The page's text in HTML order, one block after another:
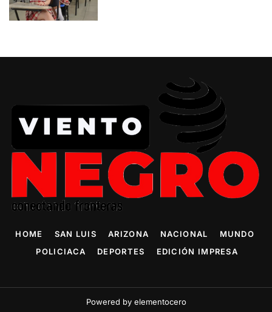
HOME SAN LUIS ARIZONA NACIONAL
MUNDO
POLICIACA
DEPORTES EDICIÓN IMPRESA
Powered by elementocero